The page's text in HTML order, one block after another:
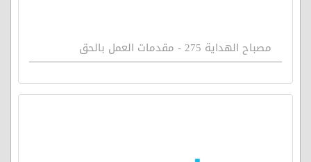
مصباح الهداية 275 - مقدمات العمل بالحق